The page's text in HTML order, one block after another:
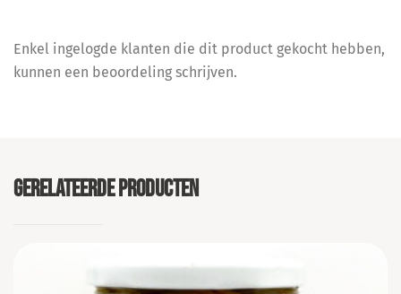
Enkel ingelogde klanten die dit product gekocht hebben,
kunnen een beoordeling schrijven.
GERELATEERDE PRODUCTEN